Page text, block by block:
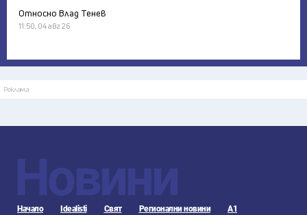
Относно Влад Тенев
11:50, 04 авг 26
Реклама
Новини
Начало Idealisti Свят Регионални новини А1